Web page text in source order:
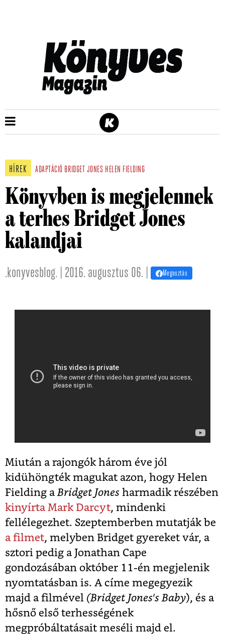
HÍREK ADAPTÁCIÓ BRIDGET JONES HELEN FIELDING
Könyvben is megjelennek
a terhes Bridget Jones
kalandjai
.konyvesblog. | 2016. augusztus 06. | Megosztás
Miután a rajongók három éve jól
kidühöngték magukat azon, hogy Helen
Fielding aBridget Jones harmadik részében
kinyírta Mark Darcyt, mindenki
fellélegezhet. Szeptemberben mutatják be
a filmet, melyben Bridget gyereket vár, a
sztori pedig a Jonathan Cape
gondozásában október 11-én megjelenik
nyomtatásban is. A címe megegyezik
majd a filmével (Bridget Jones's Baby), és a
hősnő első terhességének
megpróbáltatásait meséli majd el.